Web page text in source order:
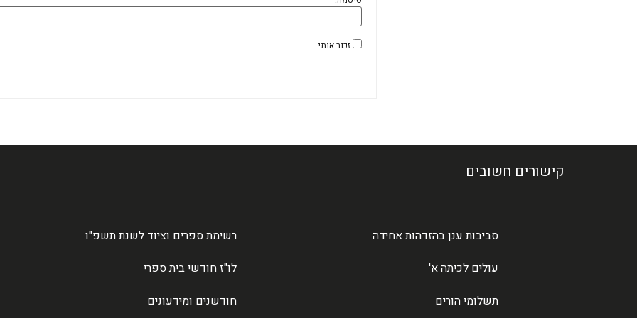
זכור אותי
קישורים חשובים
סביבות ענן בהזדהות אחידה
עולים לכיתה א'
תשלומי הורים
רשימת ספרים וציוד לשנת תשפ"ו
לו"ז חודשי בית ספרי
חודשנים ומידעונים